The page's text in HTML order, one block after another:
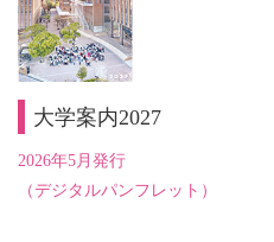
大学案内2027
2026年5月発行
（デジタルパンフレット）